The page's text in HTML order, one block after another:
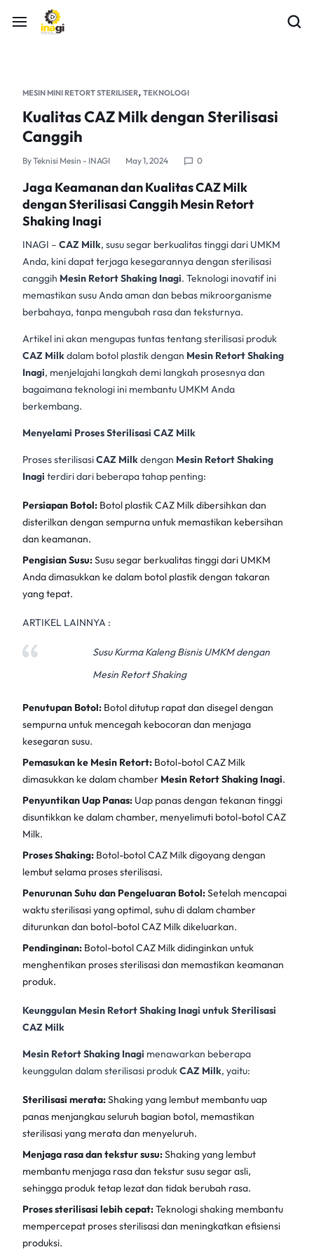
MESIN MINI RETORT STERILISER, TEKNOLOGI
Kualitas CAZ Milk dengan Sterilisasi
Canggih
ByTeknisi Mesin - INAGI May 1, 2024 0
Jaga Keamanan dan Kualitas CAZ Milk
dengan Sterilisasi Canggih Mesin Retort
Shaking Inagi
INAGI – CAZ Milk, susu segar berkualitas tinggi dari UMKM
Anda, kini dapat terjaga kesegarannya dengan sterilisasi
canggih Mesin Retort Shaking Inagi. Teknologi inovatif ini
memastikan susu Anda aman dan bebas mikroorganisme
berbahaya, tanpa mengubah rasa dan teksturnya.
Artikel ini akan mengupas tuntas tentang sterilisasi produk
CAZ Milkdalam botol plastik dengan Mesin Retort Shaking
Inagi, menjelajahi langkah demi langkah prosesnya dan
bagaimana teknologi ini membantu UMKM Anda
berkembang.
Menyelami Proses Sterilisasi CAZ Milk
Proses sterilisasiCAZ Milkdengan Mesin Retort Shaking
Inagi terdiri dari beberapa tahap penting:
Persiapan Botol: Botol plastik CAZ Milk dibersihkan dan
disterilkan dengan sempurna untuk memastikan kebersihan
dan keamanan.
Pengisian Susu:Susu segar berkualitas tinggi dari UMKM
Anda dimasukkan ke dalam botol plastik dengan takaran
yang tepat.
ARTIKEL LAINNYA :
Susu Kurma Kaleng Bisnis UMKM dengan
Mesin Retort Shaking
Penutupan Botol: Botol ditutup rapat dan disegel dengan
sempurna untuk mencegah kebocoran dan menjaga
kesegaran susu.
Pemasukan ke Mesin Retort: Botol-botol CAZ Milk
dimasukkan ke dalam chamber Mesin Retort Shaking Inagi.
Penyuntikan Uap Panas: Uap panas dengan tekanan tinggi
disuntikkan ke dalam chamber, menyelimuti botol-botol CAZ
Milk.
Proses Shaking: Botol-botol CAZ Milk digoyang dengan
lembut selama proses sterilisasi.
Penurunan Suhu dan Pengeluaran Botol:Setelah mencapai
waktu sterilisasi yang optimal, suhu di dalam chamber
diturunkan dan botol-botol CAZ Milk dikeluarkan.
Pendinginan: Botol-botol CAZ Milk didinginkan untuk
menghentikan proses sterilisasi dan memastikan keamanan
produk.
Keunggulan Mesin Retort Shaking Inagi untuk Sterilisasi
CAZ Milk
Mesin Retort Shaking Inagi menawarkan beberapa
keunggulan dalam sterilisasi produkCAZ Milk, yaitu:
Sterilisasi merata:Shaking yang lembut membantu uap
panas menjangkau seluruh bagian botol, memastikan
sterilisasi yang merata dan menyeluruh.
Menjaga rasa dan tekstur susu:Shaking yang lembut
membantu menjaga rasa dan tekstur susu segar asli,
sehingga produk tetap lezat dan tidak berubah rasa.
Proses sterilisasi lebih cepat:Teknologi shaking membantu
mempercepat proses sterilisasi dan meningkatkan efisiensi
produksi.